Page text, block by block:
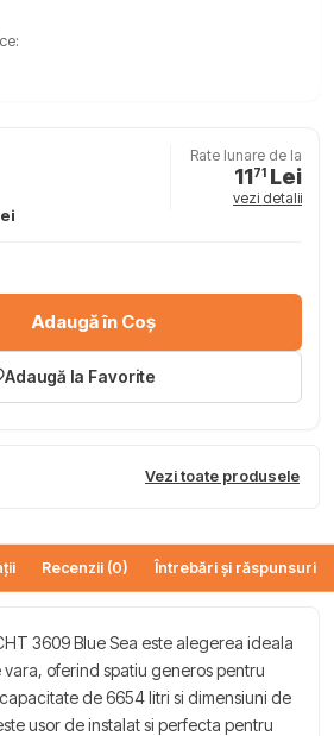
Rate lunare de la
1171 Lei
vezi detalii
Adaugă în Coș
Adaugă la Favorite
Vezi toate produsele
Recenzii (0) Întrebări și răspunsuri
3609 Blue Sea este alegerea ideala
oferind spatiu generos pentru
de 6654 litri si dimensiuni de
usor de instalat si perfecta pentru